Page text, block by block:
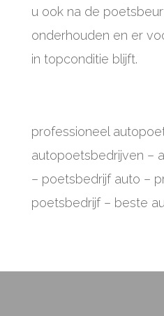
u ook na de
onderhouden en er
in topconditie blijft.
professioneel
autopoetsbedrijven –
– poetsbedrijf auto –
poetsbedrijf – beste